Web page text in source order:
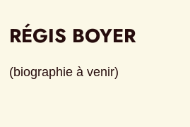
RÉGIS BOYER
(biographie à venir)